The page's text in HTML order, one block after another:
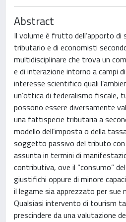
Abstract
Il volume è frutto dell’apporto
tributario e di economisti
multidisciplinare che trova un
e di interazione intorno a campi
interesse scientifico quali
un’ottica di federalismo fiscale,
possono essere diversamente
una fattispecie tributaria a
modello dell’imposta o della
soggetto passivo del tributo
assunta in termini di
contributiva, ove il “consumo”
giustifichi oppure di minore
il legame sia apprezzato per sue
Qualsiasi intervento di tourism
prescindere da una valutazione